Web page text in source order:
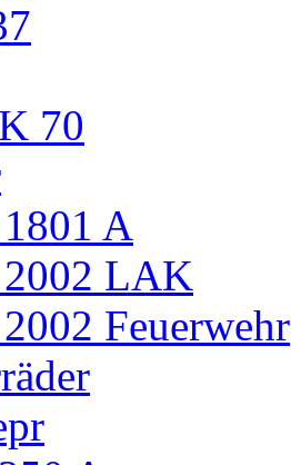
70
A
LAK
Feuerwehr